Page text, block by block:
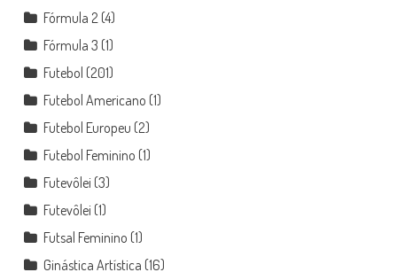
Fórmula 2 (4)
Fórmula 3 (1)
Futebol (201)
Futebol Americano (1)
Futebol Europeu (2)
Futebol Feminino (1)
Futevôlei (3)
Futevôlei (1)
Futsal Feminino (1)
Ginástica Artística (16)